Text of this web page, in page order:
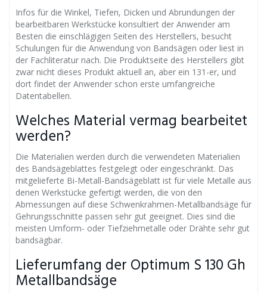
Infos für die Winkel, Tiefen, Dicken und Abrundungen der
bearbeitbaren Werkstücke konsultiert der Anwender am
Besten die einschlägigen Seiten des Herstellers, besucht
Schulungen für die Anwendung von Bandsägen oder liest in
der Fachliteratur nach. Die Produktseite des Herstellers gibt
zwar nicht dieses Produkt aktuell an, aber ein 131-er, und
dort findet der Anwender schon erste umfangreiche
Datentabellen.
Welches Material vermag bearbeitet
werden?
Die Materialien werden durch die verwendeten Materialien
des Bandsägeblattes festgelegt oder eingeschränkt. Das
mitgelieferte Bi-Metall-Bandsägeblatt ist für viele Metalle aus
denen Werkstücke gefertigt werden, die von den
Abmessungen auf diese Schwenkrahmen-Metallbandsäge für
Gehrungsschnitte passen sehr gut geeignet. Dies sind die
meisten Umform- oder Tiefziehmetalle oder Drähte sehr gut
bandsägbar.
Lieferumfang der Optimum S 130 Gh
Metallbandsäge